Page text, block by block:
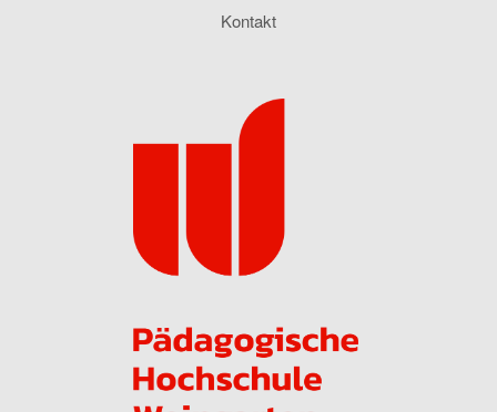
Kontakt